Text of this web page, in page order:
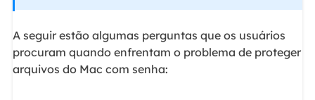
A seguir estão algumas perguntas que os usuários
procuram quando enfrentam o problema de proteger
arquivos do Mac com senha: